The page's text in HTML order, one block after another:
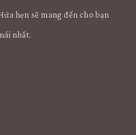
hẹn sẽ mang đến cho bạn
nhất.